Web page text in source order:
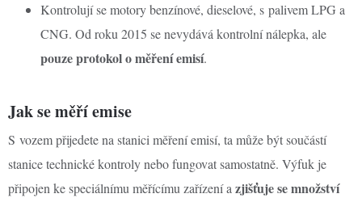
Kontrolují se motory benzínové, dieselové, s palivem LPG a
CNG. Od roku 2015 se nevydává kontrolní nálepka, ale
pouze protokol o měření emisí.
Jak se měří emise
S vozem přijedete na stanici měření emisí, ta může být součástí
stanice technické kontroly nebo fungovat samostatně. Výfuk je
připojen ke speciálnímu měřícímu zařízení a zjišťuje se množství